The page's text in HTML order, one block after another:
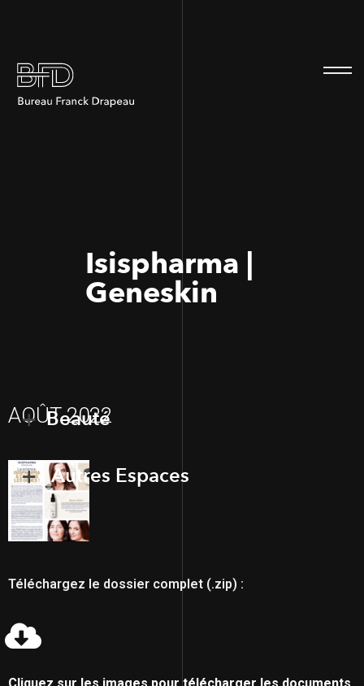
Isispharma |
Geneskin
AOÛT 2022
Beauté
Autres Espaces
Téléchargez le dossier complet (.zip) :
Cliquez sur les images pour télécharger les documents